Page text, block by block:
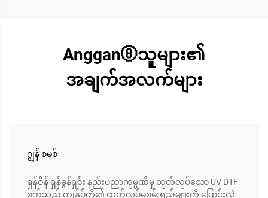
Anggan⑧သူများ၏
အချက်အလက်များ
ဂျွန် စမစ်
ရှန်ဇီန် ရှန်ခွန်ရှင်း နည်းပညာကုမ္ပဏီမှ ထုတ်လုပ်သော UV DTF
စက်သည် ကျွန်ုပ်တို့၏ ထုတ်လုပ်မှုစွမ်းရည်များကို ပြောင်းလဲ